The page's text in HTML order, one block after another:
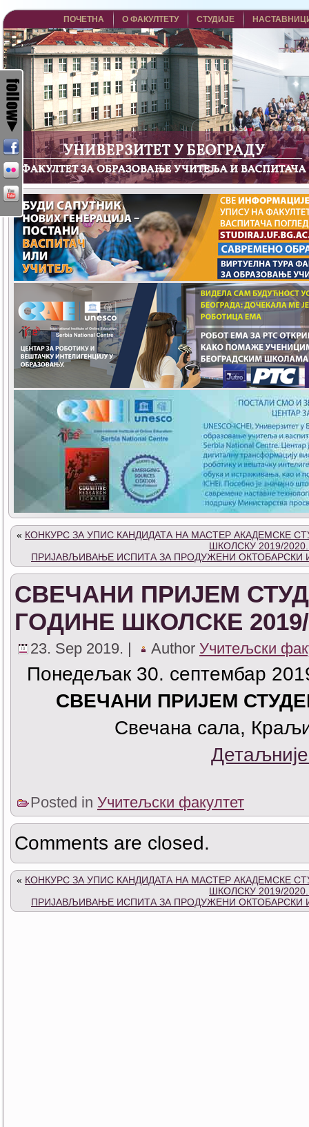
ПОЧЕТНА О ФАКУЛТЕТУ СТУДИЈЕ
« КОНКУРС ЗА УПИС КАНДИДАТА НА МАСТЕР АКАДЕМСКЕ
ШКОЛСКУ 2019/
ПРИЈАВЉИВАЊЕ ИСПИТА ЗА ПРОДУЖЕНИ ОКТОБАРСКИ
СВЕЧАНИ ПРИЈЕМ
ГОДИНЕ ШКОЛСКЕ
23. Sep 2019. | Author Учитељски
Понедељак 30. септембар
СВЕЧАНИ ПРИЈЕМ
Свечана сала,
Posted in Учитељски факултет
Comments are closed.
« КОНКУРС ЗА УПИС КАНДИДАТА НА МАСТЕР АКАДЕМСКЕ
ШКОЛСКУ 2019/
ПРИЈАВЉИВАЊЕ ИСПИТА ЗА ПРОДУЖЕНИ ОКТОБАРСКИ